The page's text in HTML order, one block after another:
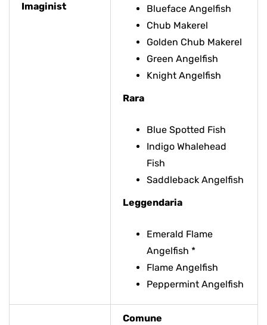
Imaginist
Blueface Angelfish
Chub Makerel
Golden Chub Makerel
Green Angelfish
Knight Angelfish
Rara
Blue Spotted Fish
Indigo Whalehead
Fish
Saddleback Angelfish
Leggendaria
Emerald Flame
Angelfish *
Flame Angelfish
Peppermint Angelfish
Comune